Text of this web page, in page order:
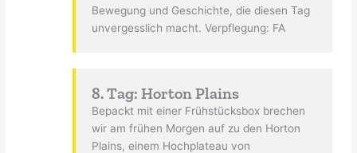
Bewegung und Geschichte, die diesen Tag
unvergesslich macht. Verpflegung: FA
8. Tag: Horton Plains
Bepackt mit einer Frühstücksbox brechen
wir am frühen Morgen auf zu den Horton
Plains, einem Hochplateau von